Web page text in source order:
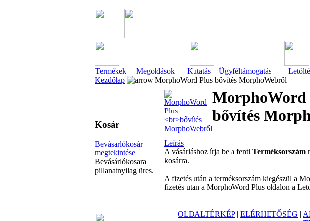
Termékek Megoldások Kutatás Ügyféltámogatás
Kezdőlap
MorphoWord Plus bővítés MorphoWebről
Kosár
Bevásárlókosár
megtekintése
Bevásárlókosara
pillanatnyilag üres.
MorphoWord
bővítés
Leírás
A vásárláshoz írja be a fenti Terméksorszám
kosárra.
A fizetés után a terméksorszám kiegészül a
fizetés után a MorphoWord Plus oldalon a
OLDALTÉRKÉP| ELÉRHETŐSÉG |